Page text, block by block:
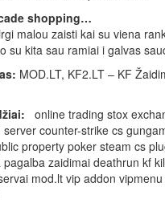
shopping…
malou zaisti kai su viena
su kita sau ramiai i galvas
MOD.LT, KF2.LT – KF
online trading stox
server counter-strike cs
property poker steam cs
pagalba zaidimai deathrun kf
mod.lt vip addon